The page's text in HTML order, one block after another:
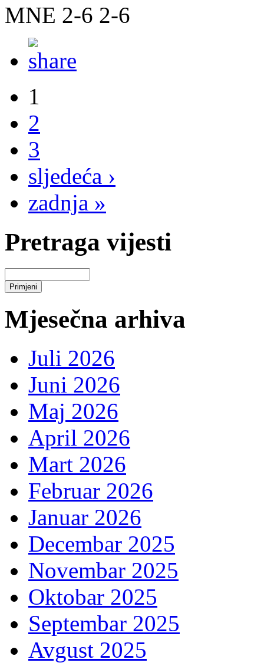
MNE 2-6 2-6
1
2
3
sljedeća ›
zadnja »
Pretraga vijesti
Mjesečna arhiva
Juli 2026
Juni 2026
Maj 2026
April 2026
Mart 2026
Februar 2026
Januar 2026
Decembar 2025
Novembar 2025
Oktobar 2025
Septembar 2025
Avgust 2025